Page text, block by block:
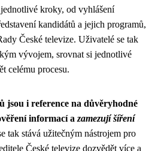
kroky, od vyhlášení
kandidátů a jejich programů,
České televize. Uživatelé se tak
vývojem, srovnat si jednotlivé
celému procesu.
jsou i reference na důvěryhodné
informací a zamezují šíření
tak stává užitečným nástrojem pro
České televize dozvědět více a